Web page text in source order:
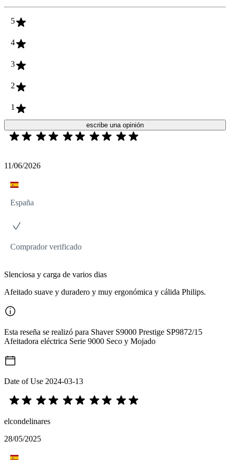
5
4
3
2
1
escribe una opinión
11/06/2026
España
Comprador verificado
Slenciosa y carga de varios dias
Afeitado suave y duradero y muy ergonómica y cálida Philips.
Esta reseña se realizó para Shaver S9000 Prestige SP9872/15
Afeitadora eléctrica Serie 9000 Seco y Mojado
Date of Use 2024-03-13
elcondelinares
28/05/2025